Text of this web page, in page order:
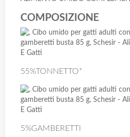
COMPOSIZIONE
55%TONNETTO*
5%GAMBERETTI